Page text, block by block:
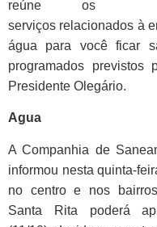
reúne os
serviços relacionados à
água para você ficar
programados previstos
Presidente Olegário.
Agua
A Companhia de
informou nesta quinta-
no centro e nos
Santa Rita poderá